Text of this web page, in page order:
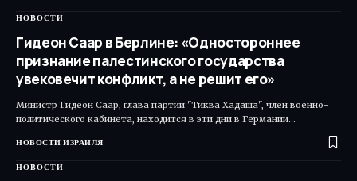
НОВОСТИ
Гидеон Саар в Берлине: «Одностороннее
признание палестинского государства
увековечит конфликт, а не решит его»
Министр Гидеон Саар, глава партии "Тиква Хадаша", член военно-
политического кабинета, находится в эти дни в Германии…
НОВОСТИ ИЗРАИЛЯ
НОВОСТИ